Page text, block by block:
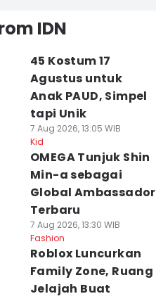
IDN
45 Kostum 17
Agustus untuk
Anak PAUD, Simpel
tapi Unik
7 Aug 2026, 13:05 WIB
Kid
OMEGA Tunjuk Shin
Min-a sebagai
Global Ambassador
Terbaru
7 Aug 2026, 13:30 WIB
Fashion
Roblox Luncurkan
Family Zone, Ruang
Jelajah Buat